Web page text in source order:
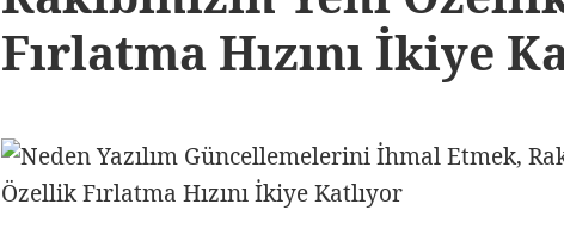
Fırlatma Hızını İkiye